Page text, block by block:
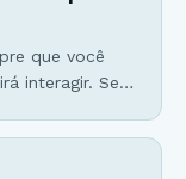
que você
interagir. Se
lista de